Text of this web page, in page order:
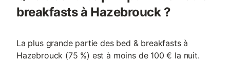
breakfasts à Hazebrouck ?
La plus grande partie des bed & breakfasts à
Hazebrouck (75 %) est à moins de 100 € la nuit.